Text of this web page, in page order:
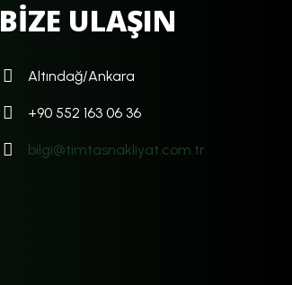
BİZE ULAŞIN
Altındağ/Ankara
+90 552 163 06 36
bilgi@timtasnakliyat.com.tr